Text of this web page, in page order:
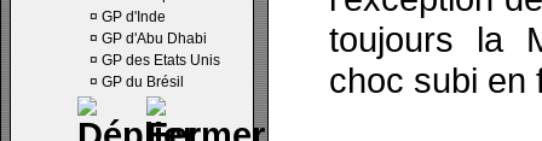
¤ GP d'Inde
¤ GP d'Abu Dhabi
¤ GP des Etats Unis
¤ GP du Brésil
toujours la
choc subi en